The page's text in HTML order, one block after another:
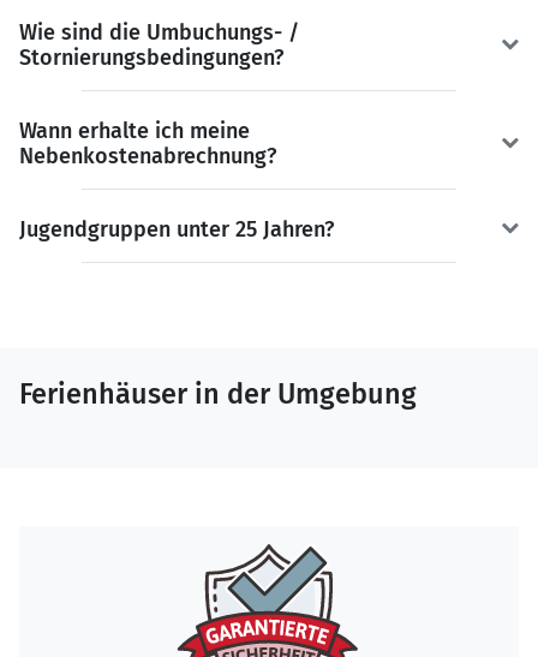
Wie sind die Umbuchungs- /
Stornierungsbedingungen?
Wann erhalte ich meine
Nebenkostenabrechnung?
Jugendgruppen unter 25 Jahren?
Ferienhäuser in der Umgebung